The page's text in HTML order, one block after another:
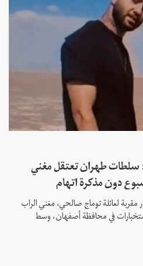
سلطات طهران تعتقل مغني
دون مذكرة اتهام
لعائلة توماج صالحي، مغني الراب
في محافظة أصفهان، وسط